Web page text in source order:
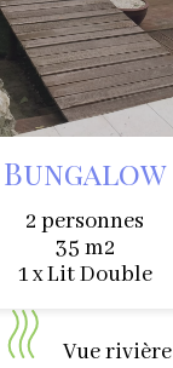
Bungalow
2 personnes
35 m2
1 x Lit Double
Vue rivière